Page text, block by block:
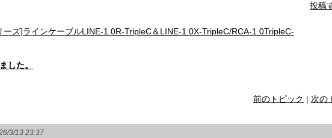
ズ]ラインケーブルLINE-1.0R-TripleC＆LINE-1.0X-TripleC/RCA-1.0TripleC-
した。
投稿
前のトピック | 次の
3/13 23:37